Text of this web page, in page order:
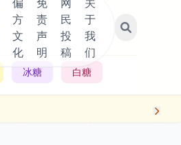
方
文
化
责
声
明
民
投
稿
于
我
们
冰糖 白糖